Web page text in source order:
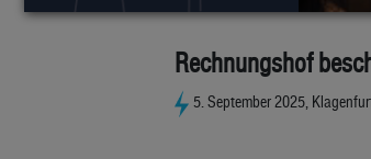
Rechnungshof
5. September 2025,